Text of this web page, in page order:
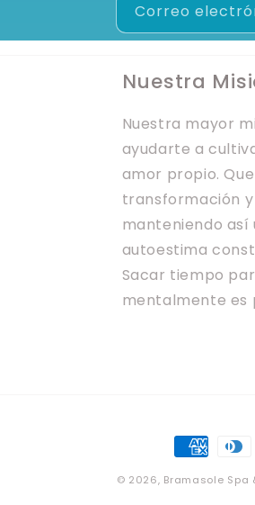
Correo
Nuestra
Nuestra mayor
ayudarte a
amor propio.
transformación
manteniendo así
autoestima
Sacar tiempo
mentalmente es
Formas
© 2026, Bramasole Spa